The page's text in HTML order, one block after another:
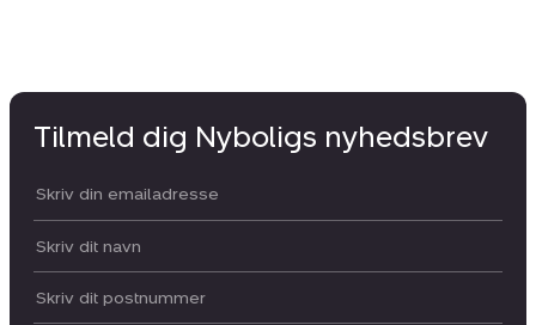
Tilmeld dig Nyboligs nyhedsbrev
Din email:
Dit navn:
Postnummer